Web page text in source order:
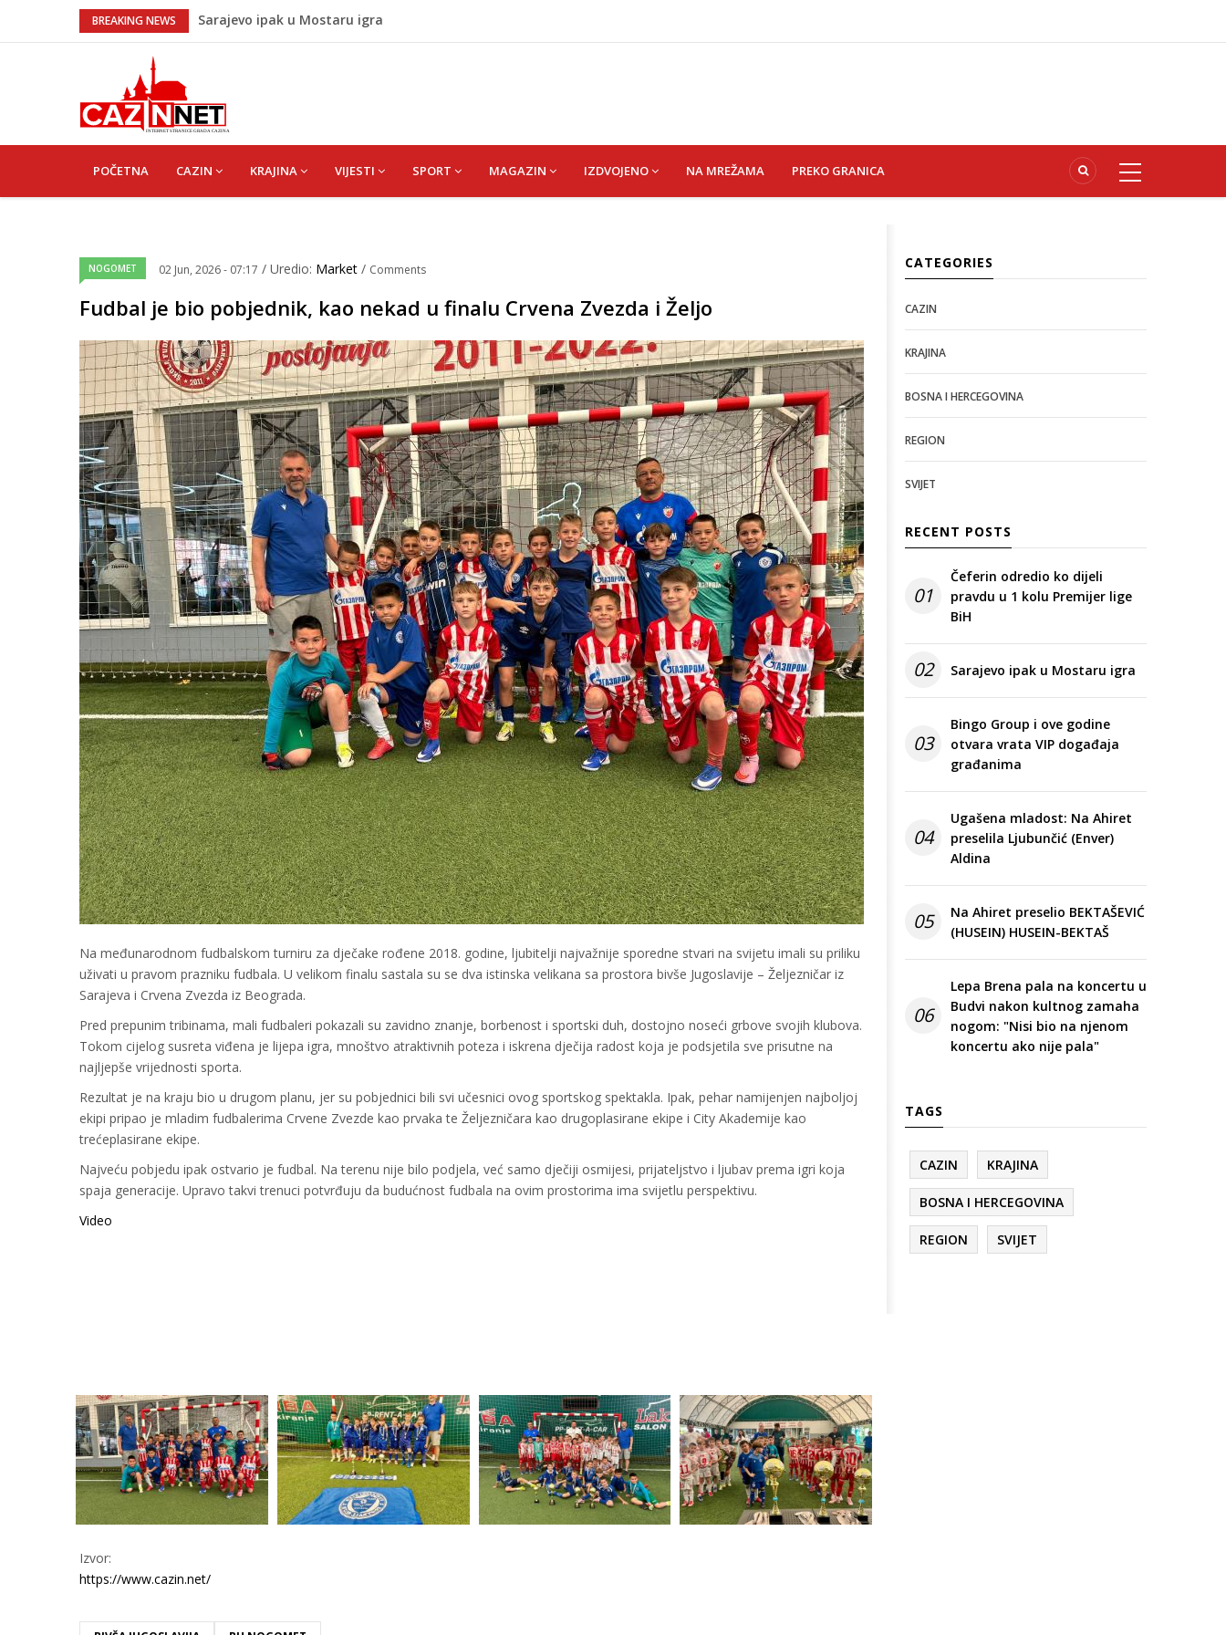
BREAKING NEWS
Sarajevo ipak u Mostaru igra
Čeferin odredio ko dijeli pravdu u 1 kolu Premijer lige BiH
Na Ahiret preselio BEKTAŠEVIĆ (HUSEIN) HUSEIN-BEKTAŠ
Bingo Group i ove godine otvara vrata VIP događaja građanima
NAVIGATION
POČETNA CAZIN KRAJINA VIJESTI SPORT MAGAZIN IZDVOJENO NA MREŽAMA PREKO GRANICA
NOGOMET 02 Jun, 2026 - 07:17 / Uredio: Market / Comments
Fudbal je bio pobjednik, kao nekad u finalu Crvena Zvezda i Željo
Na međunarodnom fudbalskom turniru za dječake rođene 2018. godine, ljubitelji najvažnije sporedne stvari na svijetu imali su priliku
uživati u pravom prazniku fudbala. U velikom finalu sastala su se dva istinska velikana sa prostora bivše Jugoslavije – Željezničar iz
Sarajeva i Crvena Zvezda iz Beograda.
Pred prepunim tribinama, mali fudbaleri pokazali su zavidno znanje, borbenost i sportski duh, dostojno noseći grbove svojih klubova.
Tokom cijelog susreta viđena je lijepa igra, mnoštvo atraktivnih poteza i iskrena dječija radost koja je podsjetila sve prisutne na
najljepše vrijednosti sporta.
Rezultat je na kraju bio u drugom planu, jer su pobjednici bili svi učesnici ovog sportskog spektakla. Ipak, pehar namijenjen najboljoj
ekipi pripao je mladim fudbalerima Crvene Zvezde kao prvaka te Željezničara kao drugoplasirane ekipe i City Akademije kao
trećeplasirane ekipe.
Najveću pobjedu ipak ostvario je fudbal. Na terenu nije bilo podjela, već samo dječiji osmijesi, prijateljstvo i ljubav prema igri koja
spaja generacije. Upravo takvi trenuci potvrđuju da budućnost fudbala na ovim prostorima ima svijetlu perspektivu.
Video
Izvor:
https://www.cazin.net/
CATEGORIES
CAZIN
KRAJINA
BOSNA I HERCEGOVINA
REGION
SVIJET
RECENT POSTS
01
Čeferin odredio ko dijeli
pravdu u 1 kolu Premijer lige
BiH
02 Sarajevo ipak u Mostaru igra
03
Bingo Group i ove godine
otvara vrata VIP događaja
građanima
04
Ugašena mladost: Na Ahiret
preselila Ljubunčić (Enver)
Aldina
05
Na Ahiret preselio BEKTAŠEVIĆ
(HUSEIN) HUSEIN-BEKTAŠ
06
Lepa Brena pala na koncertu u
Budvi nakon kultnog zamaha
nogom: "Nisi bio na njenom
koncertu ako nije pala"
TAGS
CAZIN KRAJINA
BOSNA I HERCEGOVINA
REGION SVIJET